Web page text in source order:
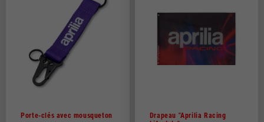
Porte-clés avec mousqueton
Drapeau "Aprilia Racing